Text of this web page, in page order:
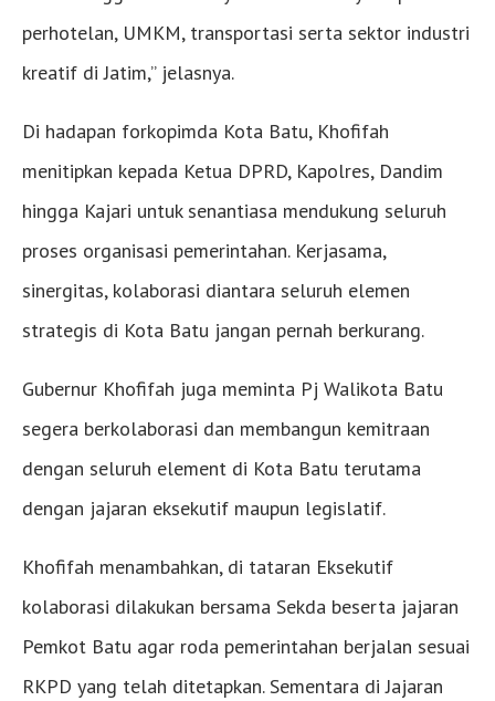
perhotelan, UMKM, transportasi serta sektor industri
kreatif di Jatim,” jelasnya.
Di hadapan forkopimda Kota Batu, Khofifah
menitipkan kepada Ketua DPRD, Kapolres, Dandim
hingga Kajari untuk senantiasa mendukung seluruh
proses organisasi pemerintahan. Kerjasama,
sinergitas, kolaborasi diantara seluruh elemen
strategis di Kota Batu jangan pernah berkurang.
Gubernur Khofifah juga meminta Pj Walikota Batu
segera berkolaborasi dan membangun kemitraan
dengan seluruh element di Kota Batu terutama
dengan jajaran eksekutif maupun legislatif.
Khofifah menambahkan, di tataran Eksekutif
kolaborasi dilakukan bersama Sekda beserta jajaran
Pemkot Batu agar roda pemerintahan berjalan sesuai
RKPD yang telah ditetapkan. Sementara di Jajaran